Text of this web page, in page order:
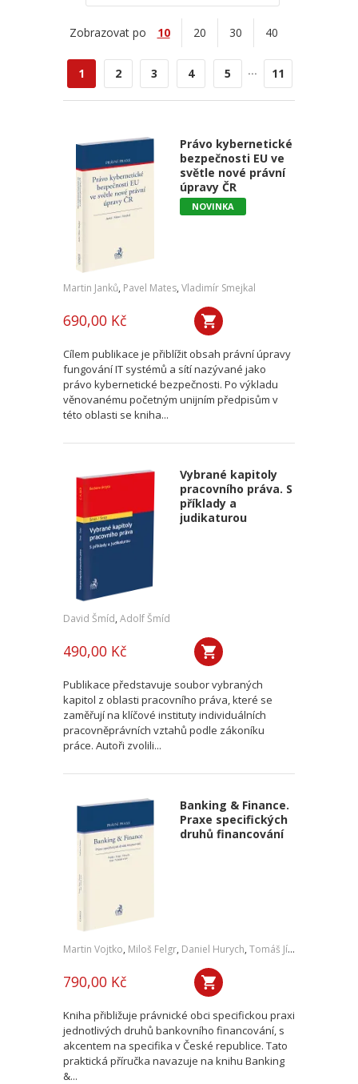
Zobrazovat po 10 20 30 40
1 2 3 4 5 ... 11
Právo kybernetické
bezpečnosti EU ve
světle nové právní
úpravy ČR
NOVINKA
Martin Janků, Pavel Mates, Vladimír Smejkal
690,00 Kč
Cílem publikace je přiblížit obsah právní úpravy
fungování IT systémů a sítí nazývané jako
právo kybernetické bezpečnosti. Po výkladu
věnovanému početným unijním předpisům v
této oblasti se kniha...
Vybrané kapitoly
pracovního práva. S
příklady a
judikaturou
David Šmíd, Adolf Šmíd
490,00 Kč
Publikace představuje soubor vybraných
kapitol z oblasti pracovního práva, které se
zaměřují na klíčové instituty individuálních
pracovněprávních vztahů podle zákoníku
práce. Autoři zvolili...
Banking & Finance.
Praxe specifických
druhů financování
Martin Vojtko, Miloš Felgr, Daniel Hurych, Tomáš Jíně
790,00 Kč
Kniha přibližuje právnické obci specifickou praxi
jednotlivých druhů bankovního financování, s
akcentem na specifika v České republice. Tato
praktická příručka navazuje na knihu Banking
&...